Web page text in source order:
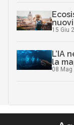
15 Giu
L’IA
la
08 Mag